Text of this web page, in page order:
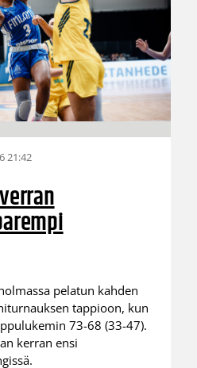
21:42
pelatun kahden
tappioon, kun
73-68 (33-47).
kerran ensi